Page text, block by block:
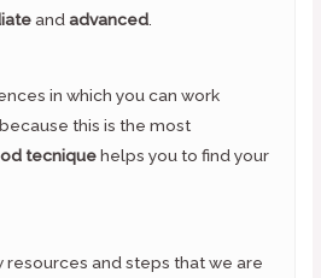
and advanced
in which you can work
this is the most
tecniquehelps you to find your
and steps that we are